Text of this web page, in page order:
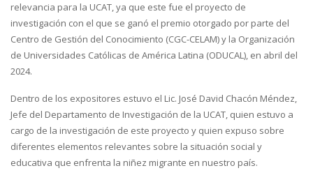
relevancia para la UCAT, ya que este fue el proyecto de
investigación con el que se ganó el premio otorgado por parte del
Centro de Gestión del Conocimiento (CGC-CELAM) y la Organización
de Universidades Católicas de América Latina (ODUCAL), en abril del
2024.
Dentro de los expositores estuvo el Lic. José David Chacón Méndez,
Jefe del Departamento de Investigación de la UCAT, quien estuvo a
cargo de la investigación de este proyecto y quien expuso sobre
diferentes elementos relevantes sobre la situación social y
educativa que enfrenta la niñez migrante en nuestro país.